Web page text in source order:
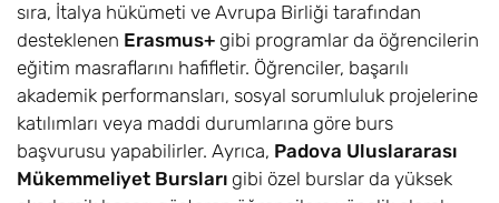
sıra, İtalya hükümeti ve Avrupa Birliği tarafından
desteklenen Erasmus+ gibi programlar da öğrencilerin
eğitim masraflarını hafifletir. Öğrenciler, başarılı
akademik performansları, sosyal sorumluluk projelerine
katılımları veya maddi durumlarına göre burs
başvurusu yapabilirler. Ayrıca, Padova Uluslararası
Mükemmeliyet Bursları gibi özel burslar da yüksek